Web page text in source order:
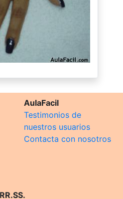
AulaFacil
Testimonios de
nuestros usuarios
Contacta con nosotros